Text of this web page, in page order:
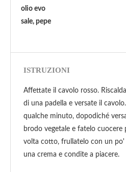
olio evo
sale, pepe
ISTRUZIONI
Affettate il cavolo rosso.
di una padella e versate il
qualche minuto, dopodiché
brodo vegetale e fatelo
volta cotto, frullatelo con un
una crema e condite a piacere.